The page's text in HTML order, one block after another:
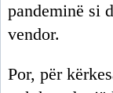
pandeminë si
vendor.
Por, për